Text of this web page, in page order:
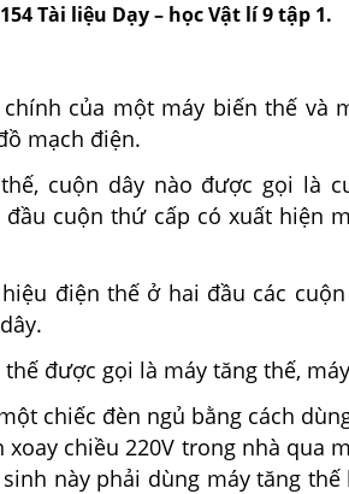
Tài liệu Dạy – học Vật lí 9 tập 1.
của một máy biến thế và
mạch điện.
cuộn dây nào được gọi là
đầu cuộn thứ cấp có xuất hiện
điện thế ở hai đầu các
được gọi là máy tăng thế,
chiếc đèn ngủ bằng cách
xoay chiều 220V trong nhà qua
này phải dùng máy tăng thế